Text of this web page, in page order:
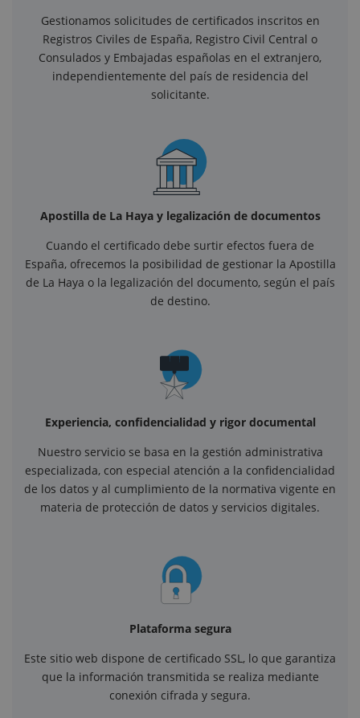
Gestionamos solicitudes de certificados inscritos en
Registros Civiles de España, Registro Civil Central o
Consulados y Embajadas españolas en el extranjero,
independientemente del país de residencia del
solicitante.
Apostilla de La Haya y legalización de documentos
Cuando el certificado debe surtir efectos fuera de
España, ofrecemos la posibilidad de gestionar la Apostilla
de La Haya o la legalización del documento, según el país
de destino.
Experiencia, confidencialidad y rigor documental
Nuestro servicio se basa en la gestión administrativa
especializada, con especial atención a la confidencialidad
de los datos y al cumplimiento de la normativa vigente en
materia de protección de datos y servicios digitales.
Plataforma segura
Este sitio web dispone de certificado SSL, lo que garantiza
que la información transmitida se realiza mediante
conexión cifrada y segura.